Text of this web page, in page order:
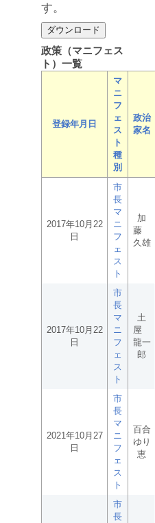
す。
政策（マニフェス
ト）一覧
登録年月日
マ
ニ
フ
ェ
ス
ト
種
別
政治
家名
2017年10月22
日
市
長
マ
ニ
フ
ェ
ス
ト
加
藤
久雄
2017年10月22
日
市
長
マ
ニ
フ
ェ
ス
ト
土
屋
龍一
郎
2021年10月27
日
市
長
マ
ニ
フ
ェ
ス
ト
百合
ゆり
恵
市
長